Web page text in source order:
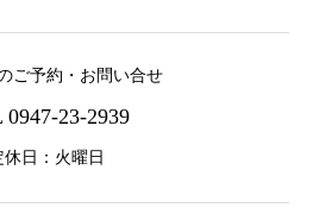
ご予約・お問い合せ
0947-23-2939
休日：火曜日